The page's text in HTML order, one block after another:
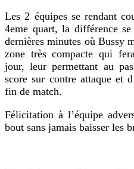
Les 2 équipes se rendant
4eme quart, la différence
dernières minutes où Bussy
zone très compacte qui
jour, leur permettant au
score sur contre attaque et
fin de match.
Félicitation à l’équipe
bout sans jamais baisser les